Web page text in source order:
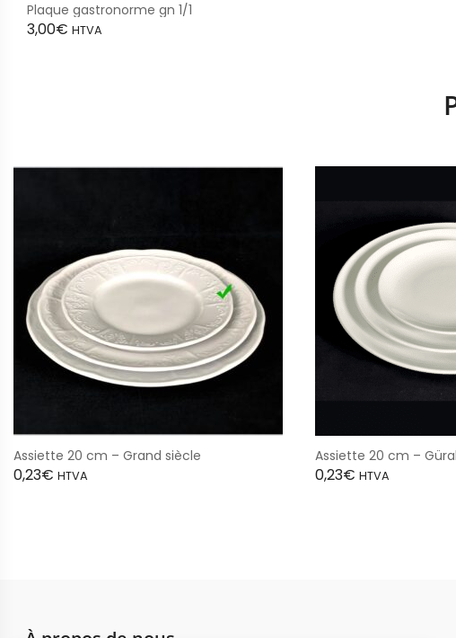
Plaque gastronorme gn 1/1
3,00€ HTVA
Assiette 20 cm – Grand siècle
0,23€ HTVA
Assiette 20 cm – Güral
0,23€ HTVA